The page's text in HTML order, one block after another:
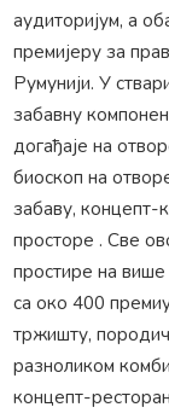
аудиторијум, а
премијеру за
Румунији. У
забавну
догађаје на
биоскоп на
забаву, концепт-
просторе . Све
простире на
са око 400
тржишту,
разноликом
концепт-